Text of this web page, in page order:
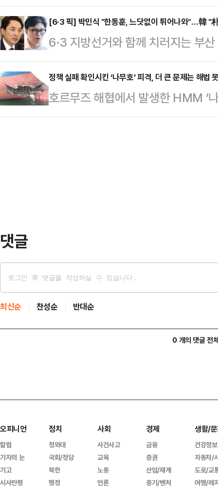
없다. 국민들이 묻고 있다. 이재명
다.먼저 그는 "이미 이란 국영 TV
다"며 "때린 놈이 자백을 하는데도
는) 이제 …
시장으로 확산하고 있다. 11일 주
공개적으로 "한국 투자 경쟁력과
한 가운데, 삼성전자 노조는 정부
한 폐지와 제도화 요구에는 변함이
을 열흘 앞두고 노사 간 강대강 대
마지막 분수령이 될 것이란 관측이
사는 이날부터 이틀간 …
[6·3 픽] 박민식 "한동훈, 느닷없이 튀어나와"…韓 "
6·3 지방선거와 함께 치러지는 부
식 후보와 무소속 한동훈 후보가 선
공방을 이어갔다.박민식 후보는 이
없이 한 달 만에 선거 나온다고 툭
북구를 개인의 무슨 출세 수단이다,
정책 실패 확인시킨 ‘나무호’ 피격, 더 큰 문제는 해법
호르무즈 해협에서 발생한 HMM ‘
한 것으로 확인됐다. 이번 사건은
댓글
최신순 찬성순 반대순
0 개의 댓글 전
오피니언
칼럼
기자의 눈
기고
시사만평
정치
청와대
국회/정당
북한
행정
사회
사건사고
교육
노동
언론
경제
금융
증권
산업/재계
중기/벤처
생활/
건강정보
자동차/
도로/교
여행/레